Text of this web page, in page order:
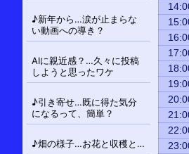
♪新年から…涙が止まらな
い動画への導き？
AIに親近感？…久々に投稿
しようと思ったワケ
♪引き寄せ…既に得た気分
になるって、簡単？
♪畑の様子…お花と収穫と…